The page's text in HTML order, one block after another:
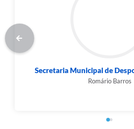
Secretaria Municipal de
Romário Barros